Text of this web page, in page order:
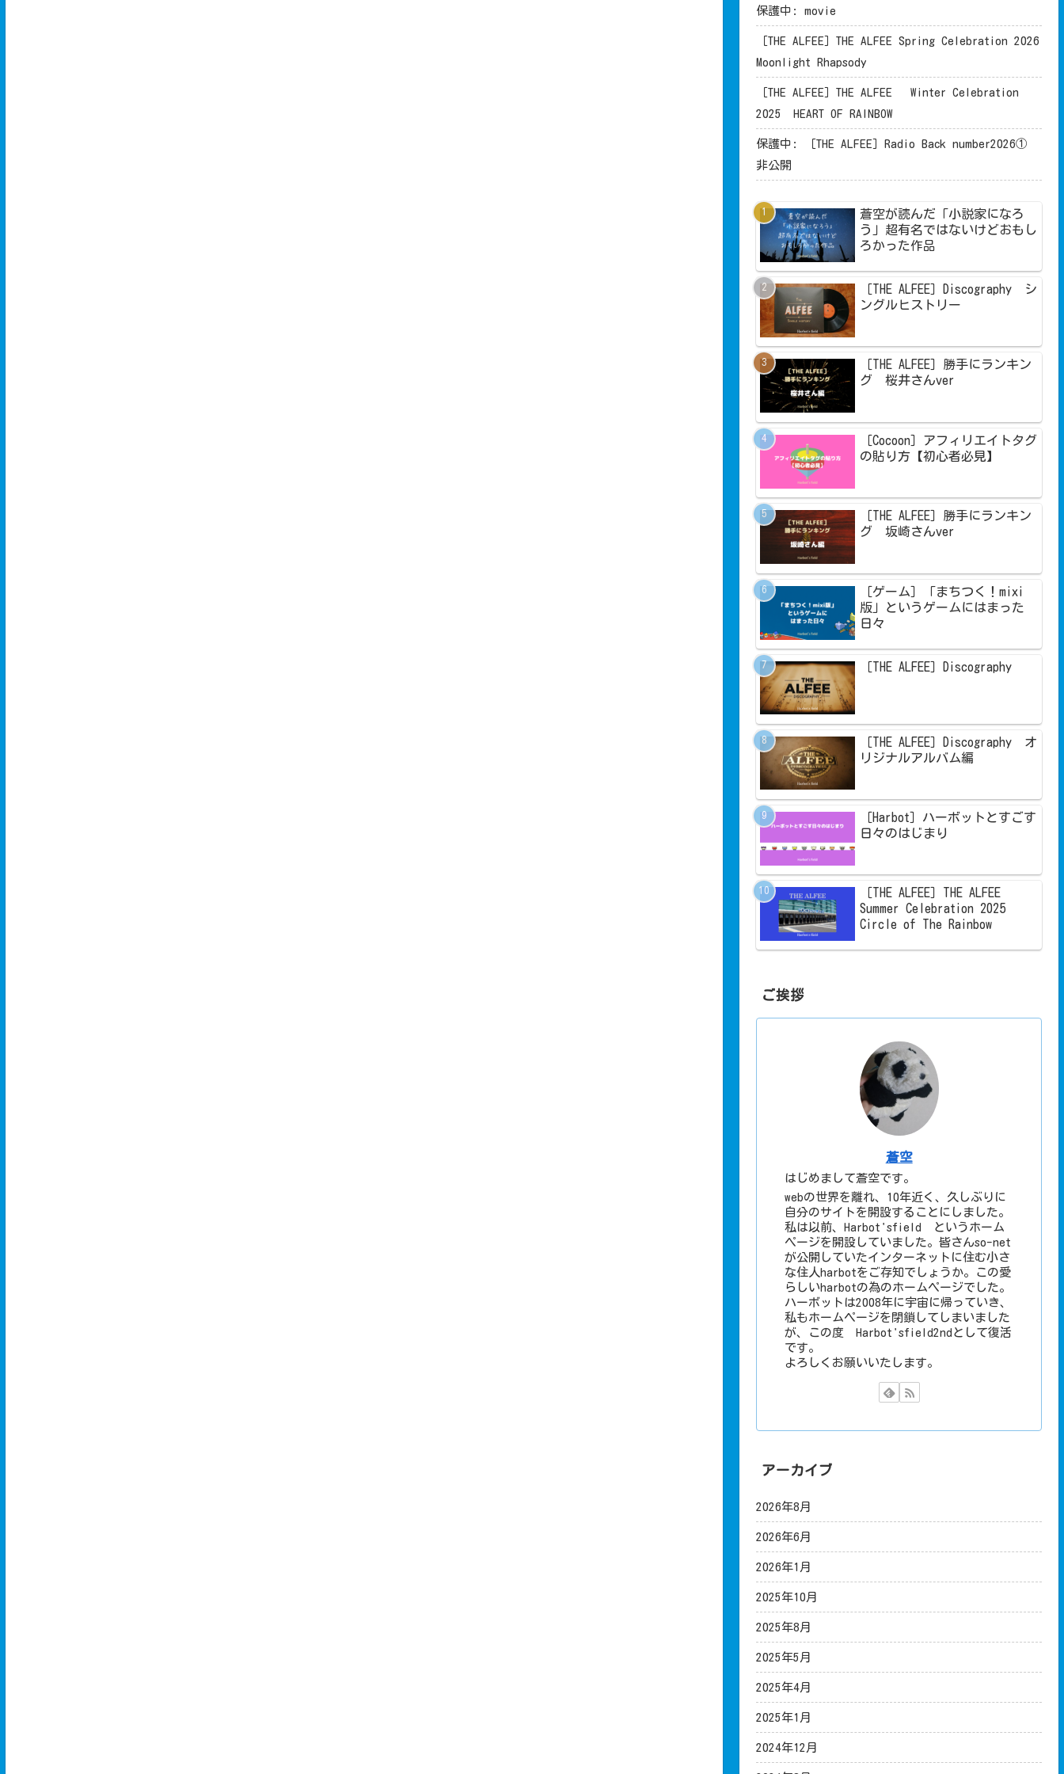
保護中: movie
［THE ALFEE］THE ALFEE Spring Celebration 2026
Moonlight Rhapsody
［THE ALFEE］THE ALFEE Winter Celebration
2025 HEART OF RAINBOW
保護中: ［THE ALFEE］Radio Back number2026①
非公開
蒼空が読んだ「小説家になろ
う」超有名ではないけどおもし
ろかった作品
［THE ALFEE］Discography シ
ングルヒストリー
［THE ALFEE］勝手にランキン
グ 桜井さんver
［Cocoon］アフィリエイトタグ
の貼り方【初心者必見】
［THE ALFEE］勝手にランキン
グ 坂崎さんver
［ゲーム］「まちつく！mixi
版」というゲームにはまった
日々
［THE ALFEE］Discography
［THE ALFEE］Discography オ
リジナルアルバム編
［Harbot］ハーボットとすごす
日々のはじまり
［THE ALFEE］THE ALFEE
Summer Celebration 2025
Circle of The Rainbow
ご挨拶
蒼空
はじめまして蒼空です。
webの世界を離れ、10年近く、久しぶりに
自分のサイトを開設することにしました。
私は以前、Harbot'sfield というホーム
ページを開設していました。皆さんso-net
が公開していたインターネットに住む小さ
な住人harbotをご存知でしょうか。この愛
らしいharbotの為のホームページでした。
ハーボットは2008年に宇宙に帰っていき、
私もホームページを閉鎖してしまいました
が、この度 Harbot'sfield2ndとして復活
です。
よろしくお願いいたします。
アーカイブ
2026年8月
2026年6月
2026年1月
2025年10月
2025年8月
2025年5月
2025年4月
2025年1月
2024年12月